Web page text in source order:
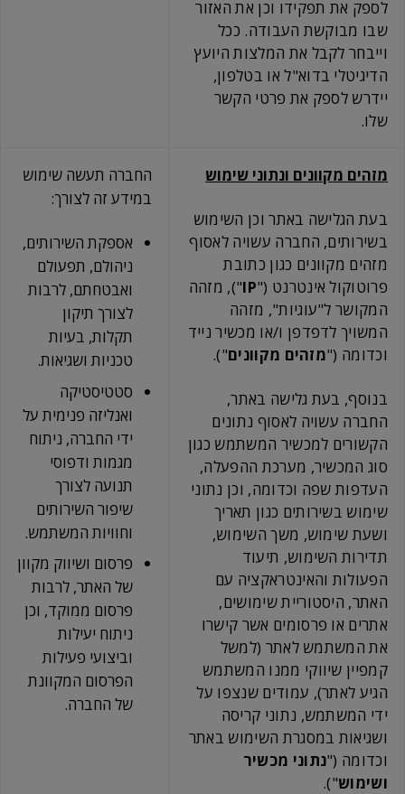
לספק את תפקידו וכן את האזור
שבו מבוקשת העבודה. ככל
וייבחר לקבל את המלצות היועץ
הדיגיטלי בדוא"ל או בטלפון,
יידרש לספק את פרטי הקשר
שלו.
מזהים מקוונים ונתוני שימוש
בעת הגלישה באתר וכן השימוש
בשירותים, החברה עשויה לאסוף
מזהים מקוונים כגון כתובת
פרוטוקול אינטרנט ("IP"), מזהה
המקושר ל"עוגיות", מזהה
המשויך לדפדפן ו/או מכשיר נייד
וכדומה ("מזהים מקוונים").
בנוסף, בעת גלישה באתר,
החברה עשויה לאסוף נתונים
הקשורים למכשיר המשתמש כגון
סוג המכשיר, מערכת ההפעלה,
העדפות שפה וכדומה, וכן נתוני
שימוש בשירותים כגון תאריך
ושעת שימוש, משך השימוש,
תדירות השימוש, תיעוד
הפעולות והאינטראקציה עם
האתר, היסטוריית שימושים,
אתרים או פרסומים אשר קישרו
את המשתמש לאתר (למשל
קמפיין שיווקי ממנו המשתמש
הגיע לאתר), עמודים שנצפו על
ידי המשתמש, נתוני קריסה
ושגיאות במסגרת השימוש באתר
וכדומה ("נתוני מכשיר
ושימוש").
החברה תעשה שימוש
במידע זה לצורך:
אספקת השירותים,
ניהולם, תפעולם
ואבטחתם, לרבות
לצורך תיקון
תקלות, בעיות
טכניות ושגיאות.
סטטיסטיקה
ואנליזה פנימית על
ידי החברה, ניתוח
מגמות ודפוסי
תנועה לצורך
שיפור השירותים
וחוויות המשתמש.
פרסום ושיווק מקוון
של האתר, לרבות
פרסום ממוקד, וכן
ניתוח יעילות
וביצועי פעילות
הפרסום המקוונת
של החברה.